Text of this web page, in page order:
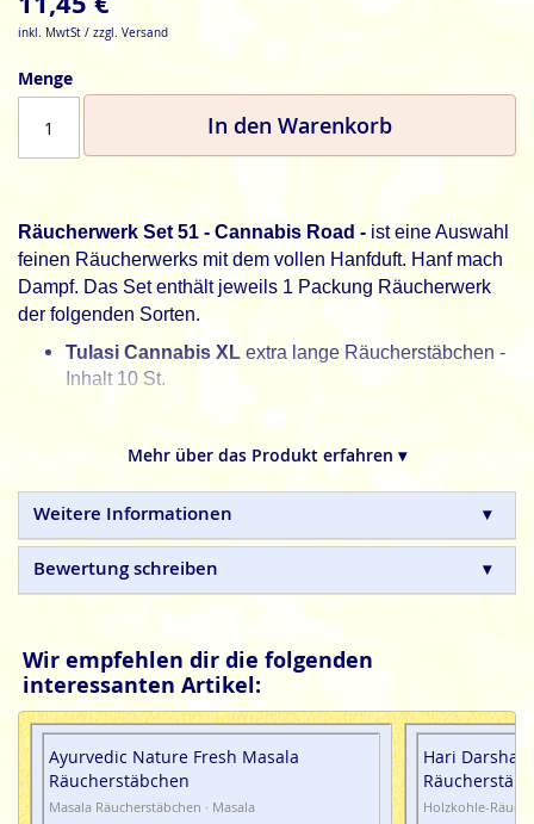
inkl. MwtSt / zzgl. Versand
Menge
In den Warenkorb
Räucherwerk Set 51 - Cannabis Road - ist eine Auswahl
feinen Räucherwerks mit dem vollen Hanfduft. Hanf mach
Dampf. Das Set enthält jeweils 1 Packung Räucherwerk
der folgenden Sorten.
Tulasi Cannabis XL extra lange Räucherstäbchen -
Inhalt 10 St.
HEM CannabisRäucherstäbchen - Inhalt 20 St.
Satya CannabisMasala Räucherstäbchen (BNG)
LLP - Inhalt 15g
Tulasi Cannabis
SAC Cannabis Räucherkegel - Inhalt 10 Kgl.
↑↑ abweichend zum Bild ↓↓
Satya (MUM) LLP CannabisRäucherstäbchen -
Inhalt 20 St.
Alle Räucherstäbchen und Räucherkegel im Set sind
Mehr über das Produkt erfahren ▾
Weitere Informationen
Bewertung schreiben
Wir empfehlen dir die folgenden
interessanten Artikel:
Ayurvedic Nature Fresh Masala
Räucherstäbchen
Masala Räucherstäbchen · Masala
Hari
Holzkohle-